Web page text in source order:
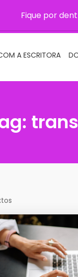
Fique por
A ESCRITORA